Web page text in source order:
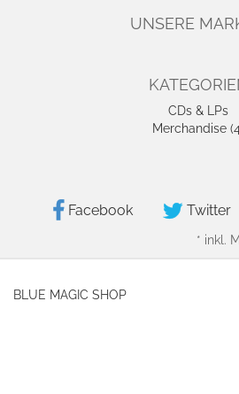
UNSERE
CDs & LPs
Merchandise
Facebook Twitter
* inkl.
BLUE MAGIC SHOP